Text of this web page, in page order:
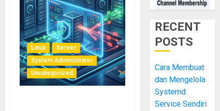
Linux
Server
System Administrator
Uncategorized
RECENT
POSTS
Cara Membuat
dan Mengelola
Systemd
Service Sendiri